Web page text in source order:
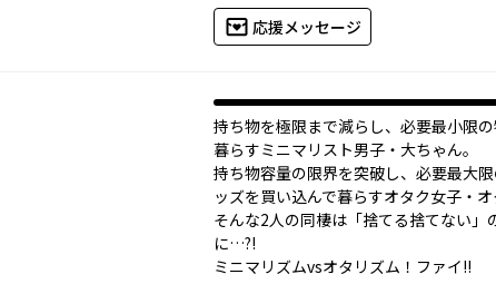
応援メッセージ
持ち物を極限まで減らし、必要最小限
暮らすミニマリスト男子・大ちゃん。
持ち物容量の限界を突破し、必要最大
ッズを買い込んで暮らすオタク女子・オ
そんな2人の同棲は「捨てる捨てない」
に…?!
ミニマリズムvsオタリズム！ファイ!!